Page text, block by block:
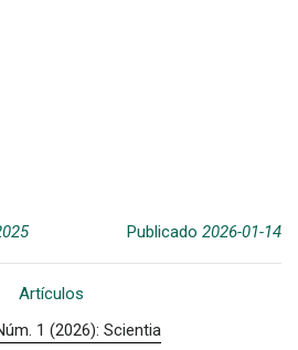
Publicado 2026-01-14
Artículos
1 (2026): Scientia